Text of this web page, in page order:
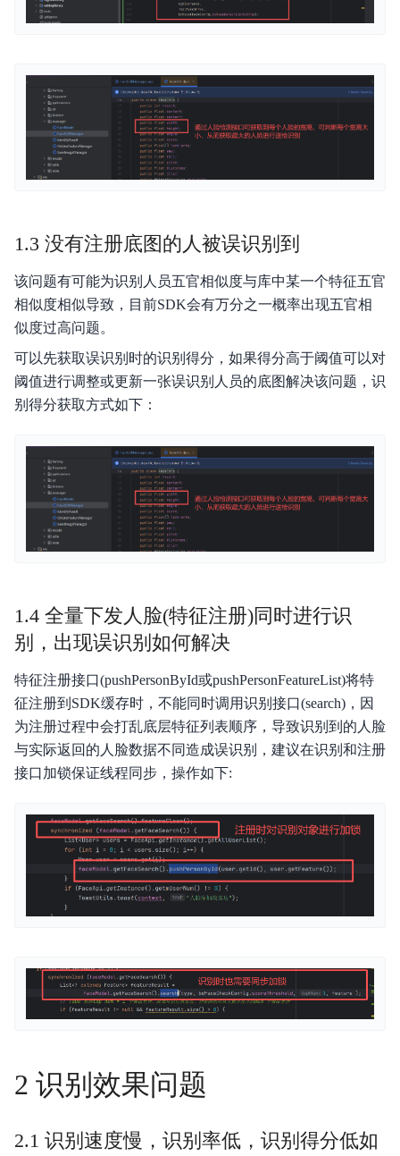
1.3 没有注册底图的人被误识别到
该问题有可能为识别人员五官相似度与库中某一个特征五官
相似度相似导致，目前SDK会有万分之一概率出现五官相
似度过高问题。
可以先获取误识别时的识别得分，如果得分高于阈值可以对
阈值进行调整或更新一张误识别人员的底图解决该问题，识
别得分获取方式如下：
1.4 全量下发人脸(特征注册)同时进行识
别，出现误识别如何解决
特征注册接口(pushPersonById或pushPersonFeatureList)将特
征注册到SDK缓存时，不能同时调用识别接口(search)，因
为注册过程中会打乱底层特征列表顺序，导致识别到的人脸
与实际返回的人脸数据不同造成误识别，建议在识别和注册
接口加锁保证线程同步，操作如下:
2 识别效果问题
2.1 识别速度慢，识别率低，识别得分低如